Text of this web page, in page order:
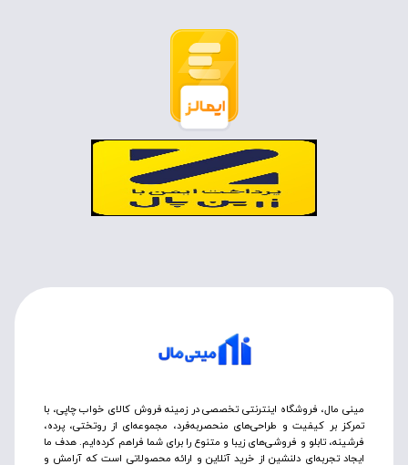
مینی مال، فروشگاه اینترنتی تخصصی در زمینه فروش کالای خواب چاپی، با
تمرکز بر کیفیت و طراحی‌های منحصربه‌فرد، مجموعه‌ای از روتختی‌، پرده،
فرشینه، تابلو و فروشی‌های زیبا و متنوع را برای شما فراهم کرده‌ایم. هدف ما
ایجاد تجربه‌ای دلنشین از خرید آنلاین و ارائه محصولاتی است که آرامش و